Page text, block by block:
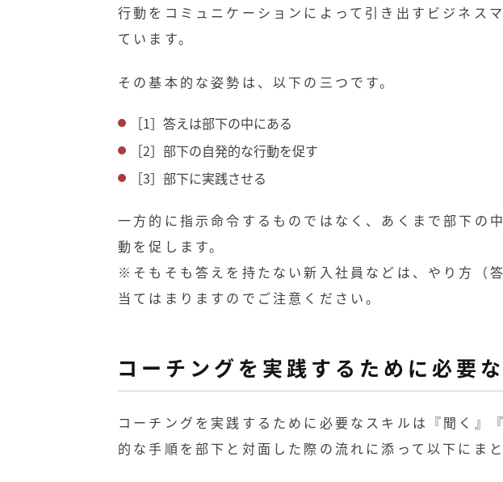
行動をコミュニケーションによって引き出すビジネス
ています。
その基本的な姿勢は、以下の三つです。
［1］答えは部下の中にある
［2］部下の自発的な行動を促す
［3］部下に実践させる
一方的に指示命令するものではなく、あくまで部下の
動を促します。
※そもそも答えを持たない新入社員などは、やり方（
当てはまりますのでご注意ください。
コーチングを実践するために必要
コーチングを実践するために必要なスキルは『聞く』
的な手順を部下と対面した際の流れに添って以下にまと